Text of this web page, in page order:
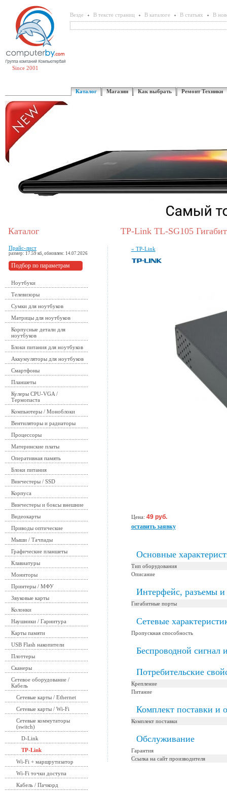
Since 2001
Везде В тексте страниц В каталоге В статьях В
Каталог Магазин Как выбрать Ремонт Техники
Каталог
Прайс-лист
размер: 17.59 кб, обновлен: 14.07.2026
Подбор по параметрам
Ноутбуки
Телевизоры
Сумки для ноутбуков
Матрицы для ноутбуков
Корпусные детали для
ноутбуков
Блоки питания для ноутбуков
Аккумуляторы для ноутбуков
Смартфоны
Планшеты
Кулеры CPU-VGA /
Термопаста
Компьютеры / Моноблоки
Вентиляторы и радиаторы
Процессоры
Материнские платы
Оперативная память
Блоки питания
Винчестеры / SSD
Корпуса
Винчестеры и боксы внешние
Видеокарты
Приводы оптические
Мыши / Тачпады
Графические планшеты
Клавиатуры
Мониторы
Принтеры / МФУ
Звуковые карты
Колонки
Наушники / Гарнитура
Карты памяти
USB Flash накопители
Плоттеры
Сканеры
Сетевое оборудование /
Кабель
Сетевые карты / Ethernet
Сетевые карты / Wi-Fi
Сетевые коммутаторы
(switch)
D-Link
TP-Link
Wi-Fi + маршрутизатор
Wi-Fi точки доступа
Кабель / Пачкорд
TP-Link TL-SG105
« TP-Link
Цена: 49 руб.
оставить заявку
Основные
Тип оборудования
Описание
Интерфейс, разъемы
Гигабитные порты
Сетевые
Пропускная способность
Беспроводной сигнал
Потребительские
Крепление
Питание
Комплект поставки и
Комплект поставки
Обслуживание
Гарантия
Ссылка на сайт производителя